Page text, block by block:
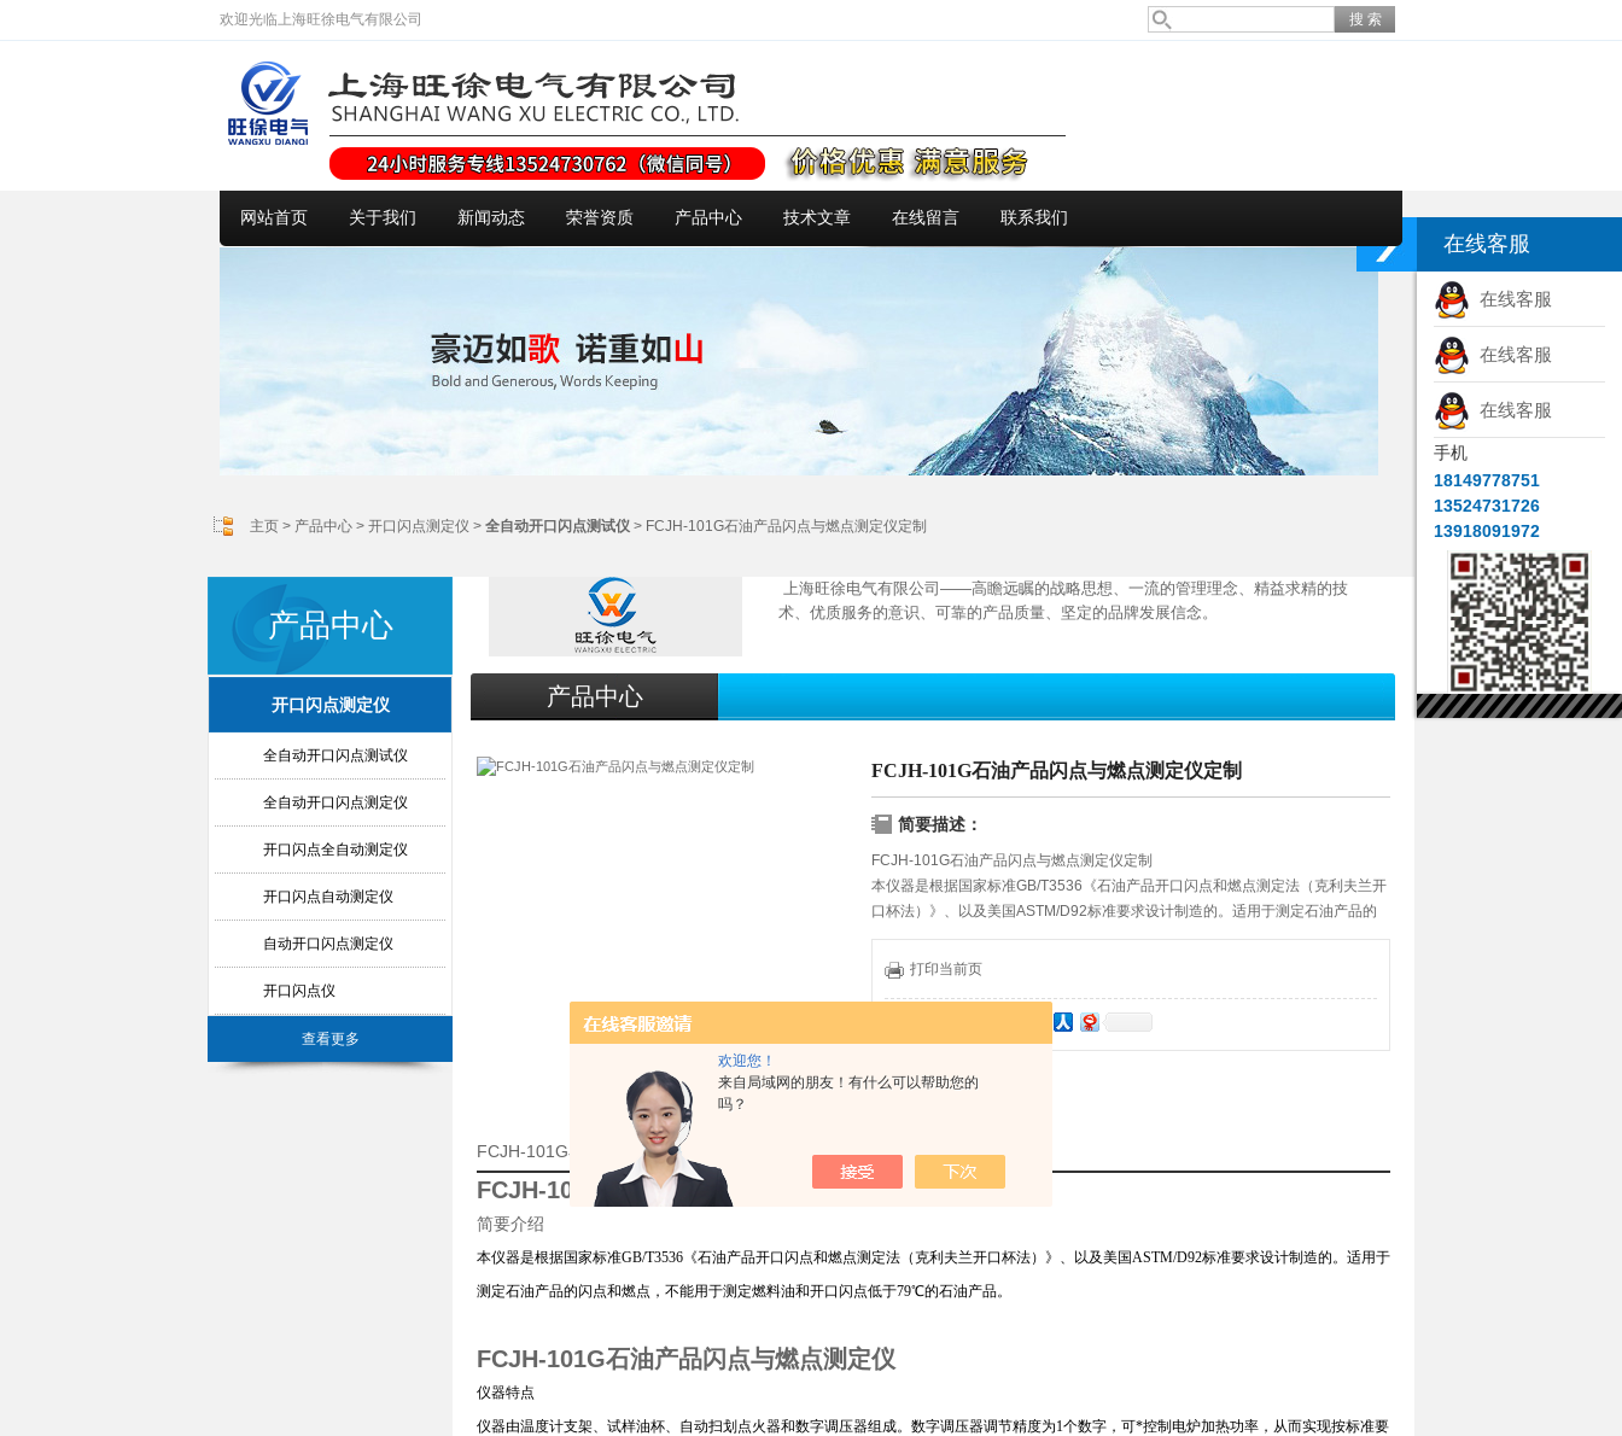
欢迎您！
来自局域网的朋友！有什么可以帮助您的
吗？
欢迎光临上海旺徐电气有限公司
网站首页 关于我们 新闻动态 荣誉资质 产品中心 技术文章 在线留言 联系我们
主页 > 产品中心 > 开口闪点测定仪 > 全自动开口闪点测试仪 > FCJH-101G石油产品闪点与燃点测定仪定制
产品中心
开口闪点测定仪
全自动开口闪点测试仪
全自动开口闪点测定仪
开口闪点全自动测定仪
开口闪点自动测定仪
自动开口闪点测定仪
开口闪点仪
查看更多
上海旺徐电气有限公司——高瞻远瞩的战略思想、一流的管理理念、精益求精的技
术、优质服务的意识、可靠的产品质量、坚定的品牌发展信念。
产品中心
FCJH-101G石油产品闪点与燃点测定仪定制
简要描述：
FCJH-101G石油产品闪点与燃点测定仪定制
本仪器是根据国家标准GB/T3536《石油产品开口闪点和燃点测定法（克利夫兰开
口杯法）》、以及美国ASTM/D92标准要求设计制造的。适用于测定石油产品的
闪点和燃点，不能用于测定燃料油和开口闪点低于79℃的石油产品。
打印当前页
FCJH-101G石油产品闪点与燃点测定仪定制的详细资料：
FCJH-101G石油产品闪点与燃点测定仪
简要介绍
本仪器是根据国家标准GB/T3536《石油产品开口闪点和燃点测定法（克利夫兰开口杯法）》、以及美国ASTM/D92标准要求设计制造的。适用于
测定石油产品的闪点和燃点，不能用于测定燃料油和开口闪点低于79℃的石油产品。
FCJH-101G石油产品闪点与燃点测定仪
仪器特点
仪器由温度计支架、试样油杯、自动扫划点火器和数字调压器组成。数字调压器调节精度为1个数字，可*控制电炉加热功率，从而实现按标准要
在线客服
在线客服
在线客服
在线客服
手机
18149778751
13524731726
13918091972